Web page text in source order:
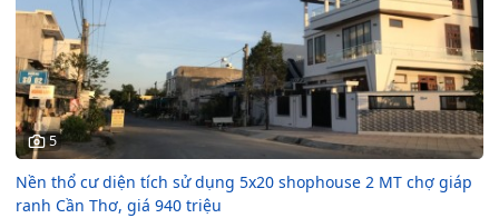
5
Nền thổ cư diện tích sử dụng 5x20 shophouse 2 MT chợ giáp
ranh Cần Thơ, giá 940 triệu